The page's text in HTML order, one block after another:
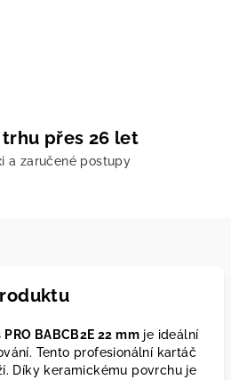
trhu přes 26 let
a zaručené postupy
PRO BABCB2E 22 mm je ideální
Tento profesionální kartáč
Díky keramickému povrchu je